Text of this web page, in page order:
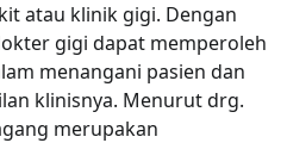
atau klinik gigi. Dengan
gigi dapat memperoleh
menangani pasien dan
klinisnya. Menurut drg.
merupakan